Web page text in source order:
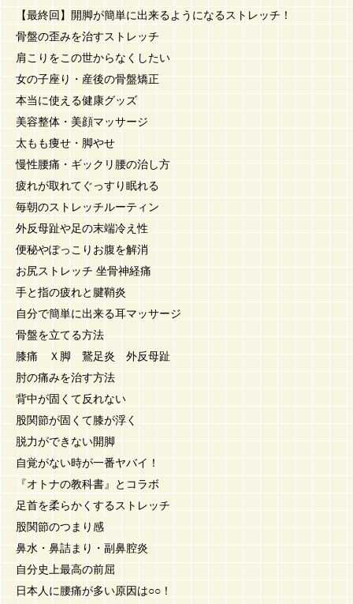
【最終回】開脚が簡単に出来るようになるストレッチ！
骨盤の歪みを治すストレッチ
肩こりをこの世からなくしたい
女の子座り・産後の骨盤矯正
本当に使える健康グッズ
美容整体・美顔マッサージ
太もも痩せ・脚やせ
慢性腰痛・ギックリ腰の治し方
疲れが取れてぐっすり眠れる
毎朝のストレッチルーティン
外反母趾や足の末端冷え性
便秘やぽっこりお腹を解消
お尻ストレッチ 坐骨神経痛
手と指の疲れと腱鞘炎
自分で簡単に出来る耳マッサージ
骨盤を立てる方法
膝痛 Ｘ脚 鵞足炎 外反母趾
肘の痛みを治す方法
背中が固くて反れない
股関節が固くて膝が浮く
脱力ができない開脚
自覚がない時が一番ヤバイ！
『オトナの教科書』とコラボ
足首を柔らかくするストレッチ
股関節のつまり感
鼻水・鼻詰まり・副鼻腔炎
自分史上最高の前屈
日本人に腰痛が多い原因は○○！